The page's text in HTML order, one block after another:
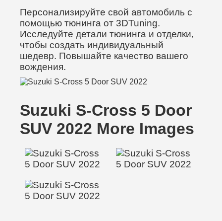
Персонализируйте свой автомобиль с
помощью тюнинга от 3DTuning.
Исследуйте детали тюнинга и отделки,
чтобы создать индивидуальный
шедевр. Повышайте качество вашего
вождения.
Suzuki S-Cross 5 Door
SUV 2022 More Images